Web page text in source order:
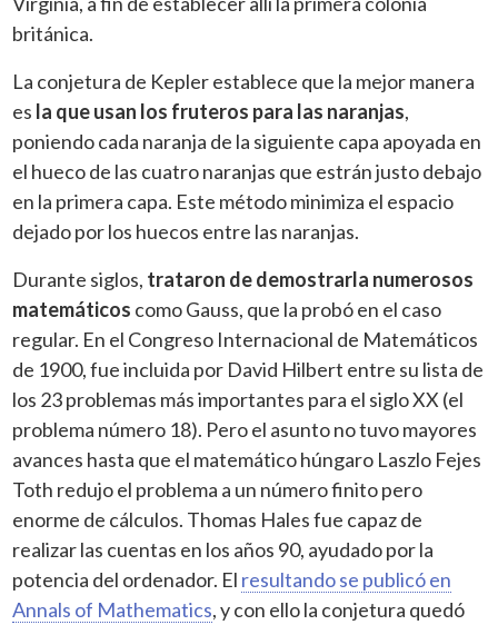
británica.
La conjetura de Kepler establece que la mejor manera
es la que usan los fruteros para las naranjas,
poniendo cada naranja de la siguiente capa apoyada en
el hueco de las cuatro naranjas que estrán justo debajo
en la primera capa. Este método minimiza el espacio
dejado por los huecos entre las naranjas.
Durante siglos, trataron de demostrarla numerosos
matemáticos como Gauss, que la probó en el caso
regular. En el Congreso Internacional de Matemáticos
de 1900, fue incluida por David Hilbert entre su lista de
los 23 problemas más importantes para el siglo XX (el
problema número 18). Pero el asunto no tuvo mayores
avances hasta que el matemático húngaro Laszlo Fejes
Toth redujo el problema a un número finito pero
enorme de cálculos. Thomas Hales fue capaz de
realizar las cuentas en los años 90, ayudado por la
potencia del ordenador. El resultando se publicó en
Annals of Mathematics, y con ello la conjetura quedó